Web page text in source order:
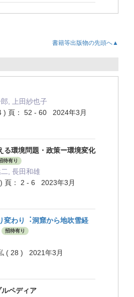
書籍等出版物の先頭へ▲
, 上田紗也子
) 頁： 52 - 60 2024年3月
る環境問題・政策ー環境変化
待有り
, 長田和雄
頁： 2 - 6 2023年3月
変わり︓洞窟から地吹雪経
招待有り
( 28 ) 2021年3月
ペディア